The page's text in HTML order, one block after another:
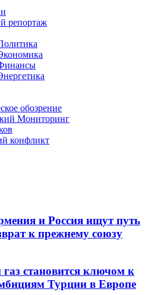
репортаж
обозрение
Мониторинг
конфликт
и Россия ищут путь
к прежнему союзу
становится ключом к
Турции в Европе